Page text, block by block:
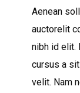
Aenean
auctorelit
nibh id elit.
cursus a
velit. Nam